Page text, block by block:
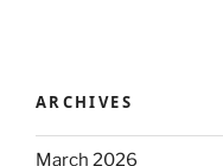
ARCHIVES
March 2026